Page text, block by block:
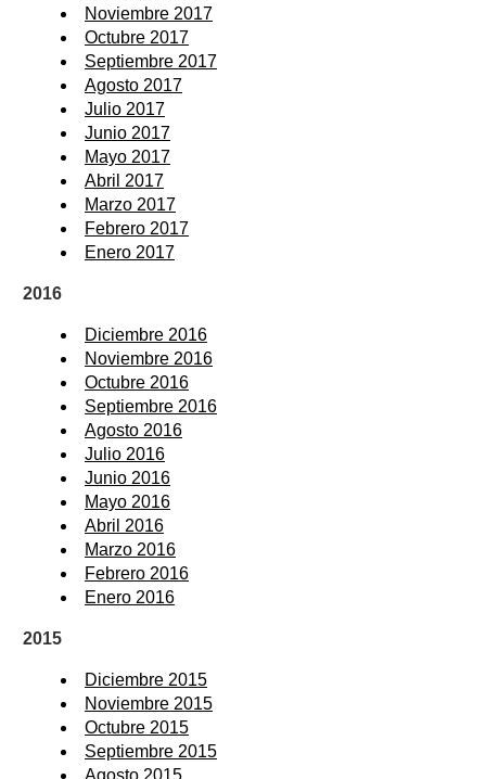
Noviembre 2017
Octubre 2017
Septiembre 2017
Agosto 2017
Julio 2017
Junio 2017
Mayo 2017
Abril 2017
Marzo 2017
Febrero 2017
Enero 2017
2016
Diciembre 2016
Noviembre 2016
Octubre 2016
Septiembre 2016
Agosto 2016
Julio 2016
Junio 2016
Mayo 2016
Abril 2016
Marzo 2016
Febrero 2016
Enero 2016
2015
Diciembre 2015
Noviembre 2015
Octubre 2015
Septiembre 2015
Agosto 2015